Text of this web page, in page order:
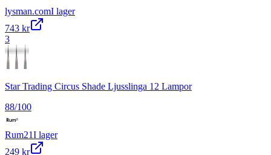
lysman.comI lager
743 kr
3
Star Trading Circus Shade Ljusslinga 12 Lampor
88/100
Rum21I lager
249 kr